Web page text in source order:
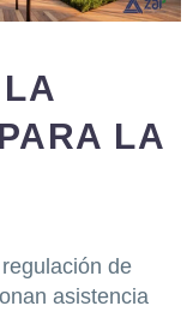
LA
de
asistencia